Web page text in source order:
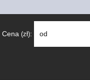
Cena (zł): od